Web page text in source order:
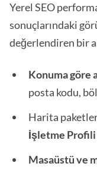
Yerel SEO
sonuçlarındaki
değerlendiren bir
Konuma göre
posta kodu,
Harita
İşletme Profili
Masaüstü ve